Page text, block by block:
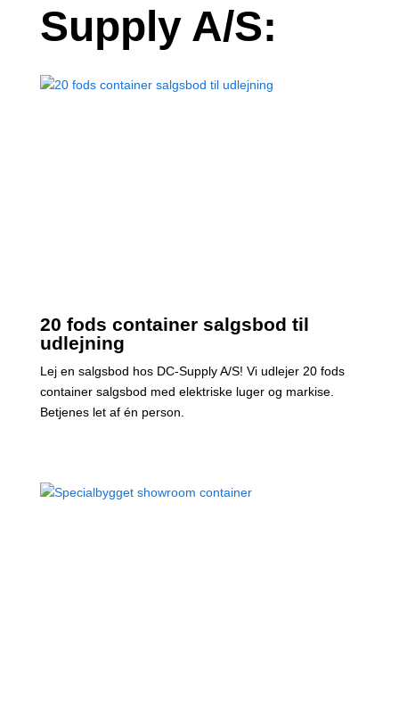
Supply A/S:
20 fods container salgsbod til
udlejning
Lej en salgsbod hos DC-Supply A/S! Vi udlejer 20 fods
container salgsbod med elektriske luger og markise.
Betjenes let af én person.